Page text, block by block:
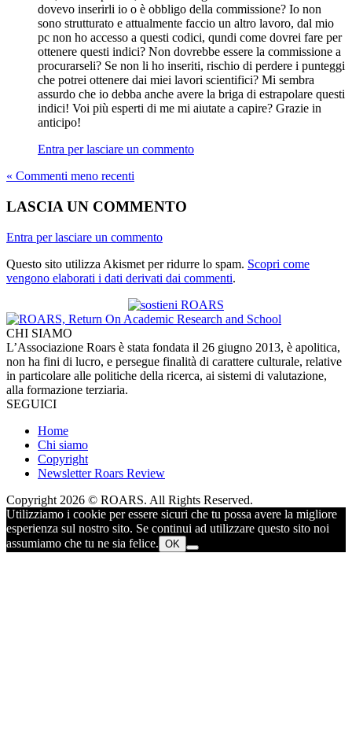
dovevo inserirli io o è obbligo della commissione? Io non
sono strutturato e attualmente faccio un altro lavoro, dal mio
pc non ho accesso a questi codici, qundi come dovrei fare per
ottenere questi indici? Non dovrebbe essere la commissione a
procurarseli? Se non li ho inseriti, rischio di perdere i punteggi
che potrei ottenere dai miei lavori scientifici? Mi sembra
assurdo che io debba anche avere la briga di estrapolare questi
indici! Voi più esperti di me mi aiutate a capire? Grazie in
anticipo!
Entra per lasciare un commento
« Commenti meno recenti
LASCIA UN COMMENTO
Entra per lasciare un commento
Questo sito utilizza Akismet per ridurre lo spam. Scopri come
vengono elaborati i dati derivati dai commenti.
CHI SIAMO
L’Associazione Roars è stata fondata il 26 giugno 2013, è apolitica,
non ha fini di lucro, e persegue finalità di carattere culturale, relative
in particolare alle politiche della ricerca, ai sistemi di valutazione,
alla formazione terziaria.
SEGUICI
Home
Chi siamo
Copyright
Newsletter Roars Review
Copyright 2026 © ROARS. All Rights Reserved.
Utilizziamo i cookie per essere sicuri che tu possa avere la migliore
esperienza sul nostro sito. Se continui ad utilizzare questo sito noi
assumiamo che tu ne sia felice. OK